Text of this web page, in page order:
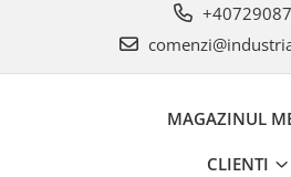
MAGAZINUL
CLIENTI